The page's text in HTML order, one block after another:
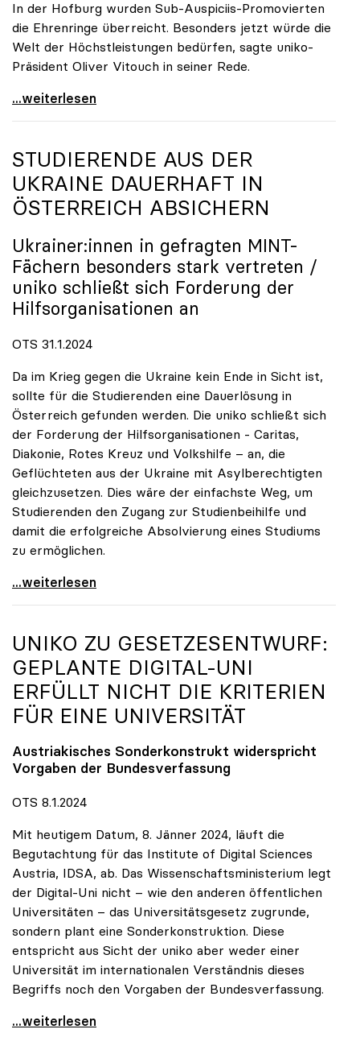
In der Hofburg wurden Sub-Auspiciis-Promovierten
die Ehrenringe überreicht. Besonders jetzt würde die
Welt der Höchstleistungen bedürfen, sagte uniko-
Präsident Oliver Vitouch in seiner Rede.
\"Wir zählen auf die neuen Superkräfte und ihre
...weiterlesen
STUDIERENDE AUS DER
UKRAINE DAUERHAFT IN
ÖSTERREICH ABSICHERN
Ukrainer:innen in gefragten MINT-
Fächern besonders stark vertreten /
uniko schließt sich Forderung der
Hilfsorganisationen an
OTS 31.1.2024
Da im Krieg gegen die Ukraine kein Ende in Sicht ist,
sollte für die Studierenden eine Dauerlösung in
Österreich gefunden werden. Die uniko schließt sich
der Forderung der Hilfsorganisationen - Caritas,
Diakonie, Rotes Kreuz und Volkshilfe – an, die
Geflüchteten aus der Ukraine mit Asylberechtigten
gleichzusetzen. Dies wäre der einfachste Weg, um
Studierenden den Zugang zur Studienbeihilfe und
damit die erfolgreiche Absolvierung eines Studiums
zu ermöglichen.
Studierende aus der Ukraine dauerhaft in
...weiterlesen
UNIKO ZU GESETZESENTWURF:
GEPLANTE DIGITAL-UNI
ERFÜLLT NICHT DIE KRITERIEN
FÜR EINE UNIVERSITÄT
Austriakisches Sonderkonstrukt widerspricht
Vorgaben der Bundesverfassung
OTS 8.1.2024
Mit heutigem Datum, 8. Jänner 2024, läuft die
Begutachtung für das Institute of Digital Sciences
Austria, IDSA, ab. Das Wissenschaftsministerium legt
der Digital-Uni nicht – wie den anderen öffentlichen
Universitäten – das Universitätsgesetz zugrunde,
sondern plant eine Sonderkonstruktion. Diese
entspricht aus Sicht der uniko aber weder einer
Universität im internationalen Verständnis dieses
Begriffs noch den Vorgaben der Bundesverfassung.
uniko zu Gesetzesentwurf: Geplante Digital-Uni
...weiterlesen